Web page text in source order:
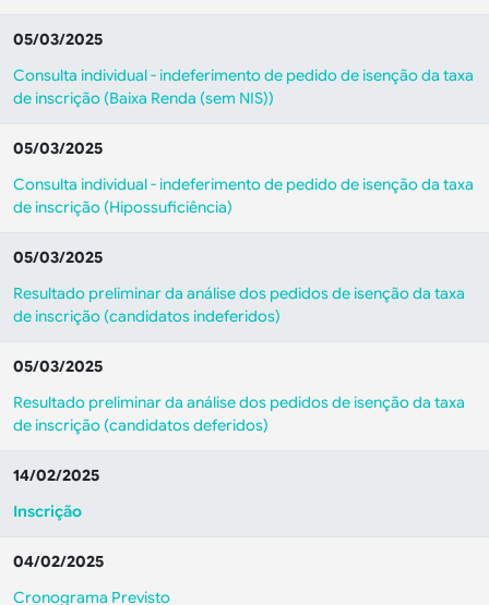
05/03/2025
Consulta individual - indeferimento de pedido de isenção da taxa
de inscrição (Baixa Renda (sem NIS))
05/03/2025
Consulta individual - indeferimento de pedido de isenção da taxa
de inscrição (Hipossuficiência)
05/03/2025
Resultado preliminar da análise dos pedidos de isenção da taxa
de inscrição (candidatos indeferidos)
05/03/2025
Resultado preliminar da análise dos pedidos de isenção da taxa
de inscrição (candidatos deferidos)
14/02/2025
Inscrição
04/02/2025
Cronograma Previsto